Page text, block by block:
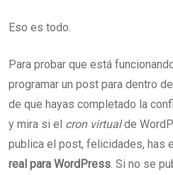
Eso es todo.
Para probar que está
programar un post para dentro
de que hayas completado la
y mira si el cron virtualde
publica el post, felicidades, has
real para WordPress . Si no se